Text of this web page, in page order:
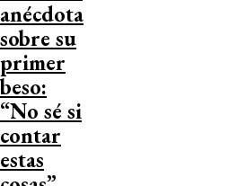
anécdota
sobre su
primer
beso:
“No sé si
contar
estas